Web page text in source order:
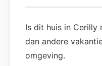
Is dit huis in Cerilly
dan andere
omgeving.